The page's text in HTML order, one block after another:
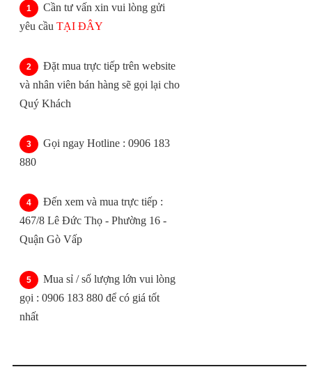
Cần tư vấn xin vui lòng gửi
yêu cầu TẠI ĐÂY
Đặt mua trực tiếp trên website
và nhân viên bán hàng sẽ gọi lại cho
Quý Khách
Gọi ngay Hotline : 0906 183
880
Đến xem và mua trực tiếp :
467/8 Lê Đức Thọ - Phường 16 -
Quận Gò Vấp
Mua sỉ / số lượng lớn vui lòng
gọi : 0906 183 880 để có giá tốt
nhất